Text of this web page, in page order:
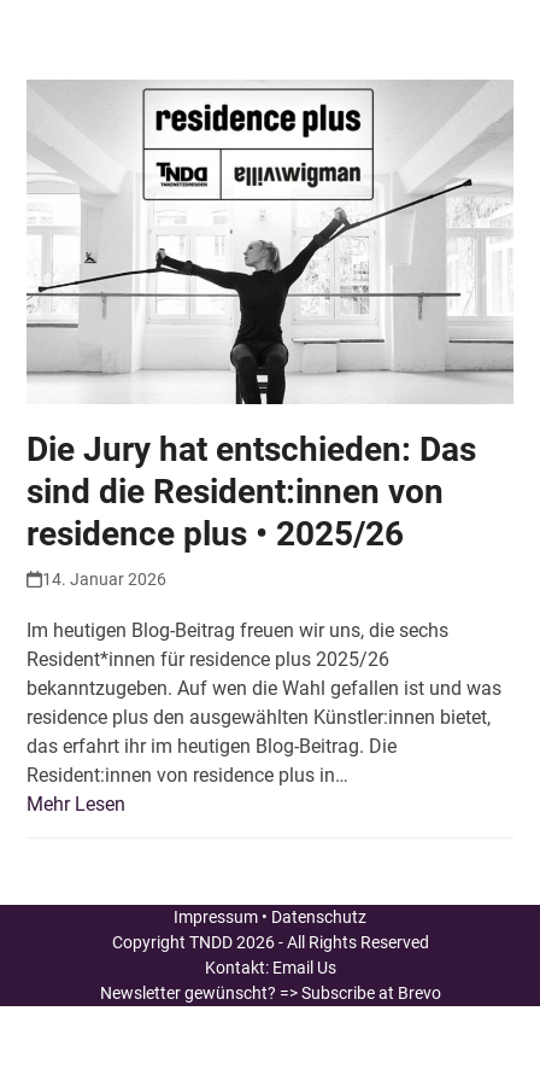
Die Jury hat entschieden: Das
sind die Resident:innen von
residence plus • 2025/26
14. Januar 2026
Im heutigen Blog-Beitrag freuen wir uns, die sechs
Resident*innen für residence plus 2025/26
bekanntzugeben. Auf wen die Wahl gefallen ist und was
residence plus den ausgewählten Künstler:innen bietet,
das erfahrt ihr im heutigen Blog-Beitrag. Die
Resident:innen von residence plus in…
Mehr Lesen
Impressum • Datenschutz
Copyright TNDD2026 - All Rights Reserved
Kontakt: Email Us
Newsletter gewünscht? => Subscribe at Brevo